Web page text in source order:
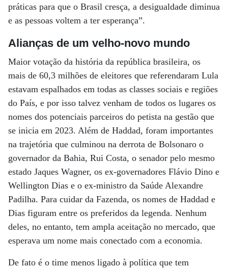
práticas para que o Brasil cresça, a desigualdade diminua
e as pessoas voltem a ter esperança”.
Alianças de um velho-novo mundo
Maior votação da história da república brasileira, os
mais de 60,3 milhões de eleitores que referendaram Lula
estavam espalhados em todas as classes sociais e regiões
do País, e por isso talvez venham de todos os lugares os
nomes dos potenciais parceiros do petista na gestão que
se inicia em 2023. Além de Haddad, foram importantes
na trajetória que culminou na derrota de Bolsonaro o
governador da Bahia, Rui Costa, o senador pelo mesmo
estado Jaques Wagner, os ex-governadores Flávio Dino e
Wellington Dias e o ex-ministro da Saúde Alexandre
Padilha. Para cuidar da Fazenda, os nomes de Haddad e
Dias figuram entre os preferidos da legenda. Nenhum
deles, no entanto, tem ampla aceitação no mercado, que
esperava um nome mais conectado com a economia.
De fato é o time menos ligado à política que tem